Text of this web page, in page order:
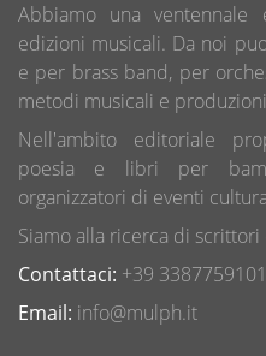
Abbiamo una ventennale
edizioni musicali. Da noi
e per brass band, per
metodi musicali e
Nell'ambito editoriale
poesia e libri per
organizzatori di eventi
Siamo alla ricerca di
Contattaci: +39 3387759101
Email: info@mulph.it